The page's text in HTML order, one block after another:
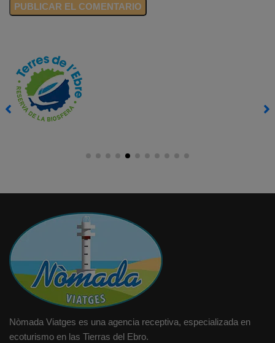
Nòmada Viatges es una agencia receptiva, especializada en
ecoturismo en las Tierras del Ebro.